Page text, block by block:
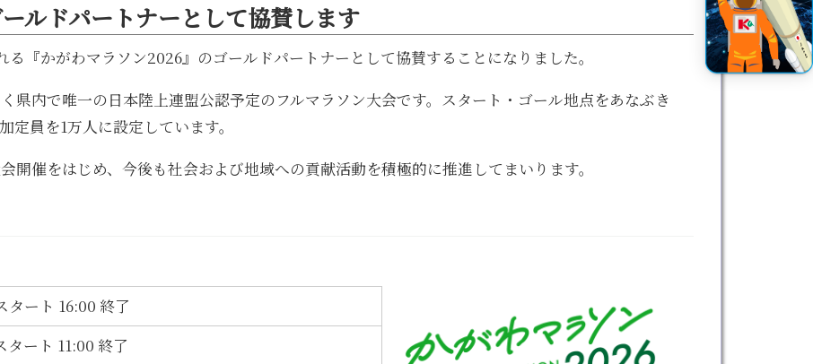
ルドパートナーとして協賛します
『かがわマラソン2026』のゴールドパートナーとして協賛することになりました。
県内で唯一の日本陸上連盟公認予定のフルマラソン大会です。スタート・ゴール地点をあなぶき
定員を1万人に設定しています。
開催をはじめ、今後も社会および地域への貢献活動を積極的に推進してまいります。
タート 16:00 終了
タート 11:00 終了